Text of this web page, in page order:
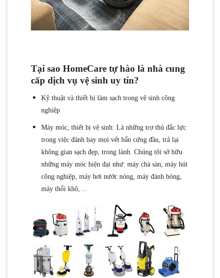
Tại sao HomeCare tự hào là nhà cung
cấp dịch vụ vệ sinh uy tín?
Kỹ thuật và thiết bị làm sạch trong vệ sinh công
nghiệp
Máy móc, thiết bị vệ sinh: Là những trợ thủ đắc lực
trong việc đánh bay mọi vết bẩn cứng đầu, trả lại
không gian sạch đẹp, trong lành. Chúng tôi sở hữu
những máy móc hiện đại như: máy chà sàn, máy hút
công nghiệp, máy hơi nước nóng, máy đánh bóng,
máy thổi khô,…